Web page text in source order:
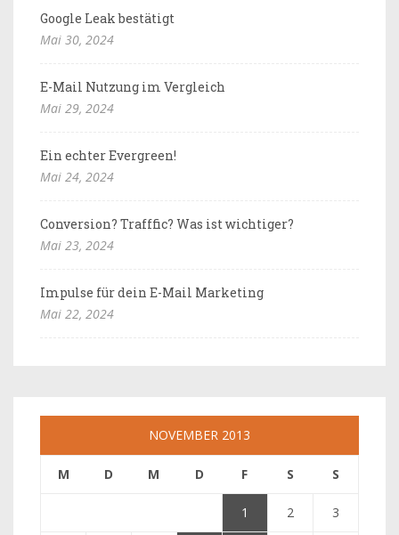
Google Leak bestätigt
Mai 30, 2024
E-Mail Nutzung im Vergleich
Mai 29, 2024
Ein echter Evergreen!
Mai 24, 2024
Conversion? Trafffic? Was ist wichtiger?
Mai 23, 2024
Impulse für dein E-Mail Marketing
Mai 22, 2024
NOVEMBER 2013
M D M D F S S
1 2 3